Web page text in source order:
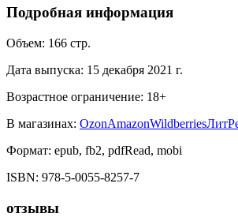
Подробная информация
Объем: 166 стр.
Дата выпуска: 15 декабря 2021 г.
Возрастное ограничение: 18+
В магазинах: OzonAmazonWildberries
Формат: epub, fb2, pdfRead, mobi
ISBN: 978-5-0055-8257-7
отзывы